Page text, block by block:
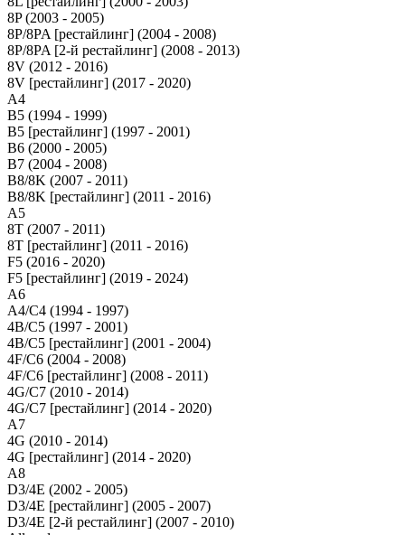
8P (2003 - 2005)
8P/8PA [рестайлинг] (2004 - 2008)
8P/8PA [2-й рестайлинг] (2008 - 2013)
8V (2012 - 2016)
8V [рестайлинг] (2017 - 2020)
A4
B5 (1994 - 1999)
B5 [рестайлинг] (1997 - 2001)
B6 (2000 - 2005)
B7 (2004 - 2008)
B8/8K (2007 - 2011)
B8/8K [рестайлинг] (2011 - 2016)
A5
8T (2007 - 2011)
8T [рестайлинг] (2011 - 2016)
F5 (2016 - 2020)
F5 [рестайлинг] (2019 - 2024)
A6
A4/C4 (1994 - 1997)
4B/C5 (1997 - 2001)
4B/C5 [рестайлинг] (2001 - 2004)
4F/C6 (2004 - 2008)
4F/C6 [рестайлинг] (2008 - 2011)
4G/C7 (2010 - 2014)
4G/C7 [рестайлинг] (2014 - 2020)
A7
4G (2010 - 2014)
4G [рестайлинг] (2014 - 2020)
A8
D3/4E (2002 - 2005)
D3/4E [рестайлинг] (2005 - 2007)
D3/4E [2-й рестайлинг] (2007 - 2010)